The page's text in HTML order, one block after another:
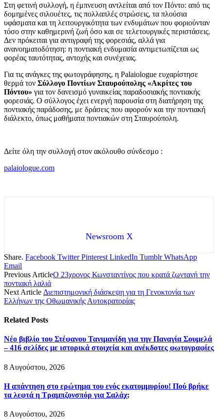
Στη φετινή συλλογή, η έμπνευση αντλείται από τον Πόντο: από τις
δομημένες σιλουέτες, τις πολλαπλές στρώσεις, τα πλούσια
υφάσματα και τη λειτουργικότητα των ενδυμάτων που φοριούνταν
τόσο στην καθημερινή ζωή όσο και σε τελετουργικές περιστάσεις.
Δεν πρόκειται για αντιγραφή της φορεσιάς, αλλά για
ανανοηματοδότηση: η ποντιακή ενδυμασία αντιμετωπίζεται ως
φορέας ταυτότητας, αντοχής και συνέχειας.
Για τις ανάγκες της φωτογράφησης, η Palaiologue ευχαρίστησε
θερμά τον Σύλλογο Ποντίων Σταυρούπολης «Ακρίτες του
Πόντου» για τον δανεισμό γυναικείας παραδοσιακής ποντιακής
φορεσιάς. Ο σύλλογος έχει ενεργή παρουσία στη διατήρηση της
ποντιακής παράδοσης, με δράσεις που αφορούν και την ποντιακή
διάλεκτο, όπως μαθήματα ποντιακών στη Σταυρούπολη.
Δείτε όλη την συλλογή στον ακόλουθο σύνδεσμο :
palaiologue.com
Newsroom X
Share. Facebook Twitter Pinterest LinkedIn Tumblr WhatsApp
Email
Previous ArticleΟ 23χρονος Κωνσταντίνος που κρατά ζωντανή την
ποντιακή λαλιά
Next Article Διεπιστημονική διάσκεψη για τη Γενοκτονία των
Ελλήνων της Οθωμανικής Αυτοκρατορίας
Related Posts
Νέο βιβλίο του Στέφανου Τανιμανίδη για την Παναγία Σουμελά
– 416 σελίδες με ιστορικά στοιχεία και ανέκδοτες φωτογραφίες
8 Αυγούστου, 2026
Η απάντηση στο ερώτημα του ενός εκατομμυρίου! Πού βρήκε
τα λεφτά η Τραμπζονσπόρ για Σαλάχ;
8 Αυγούστου, 2026